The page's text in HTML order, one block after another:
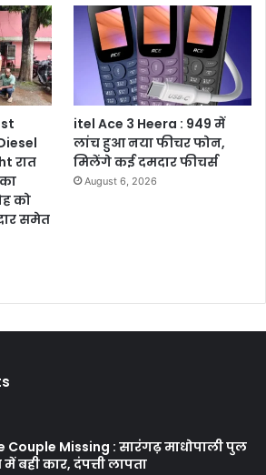
रात
को
समेत
itel Ace 3 Heera : 949 में
लांच हुआ नया फीचर फोन,
मिलेंगे कई दमदार फीचर्स
August 6, 2026
Missing : सारंगढ़ माधोपाली पुल
बही कार, दंपत्ती लापता